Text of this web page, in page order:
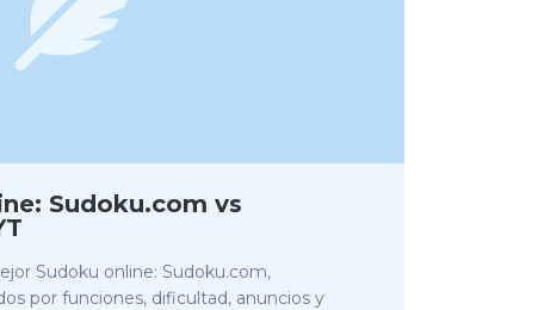
Sudoku.com vs
Sudoku online: Sudoku.com,
por funciones, dificultad, anuncios y